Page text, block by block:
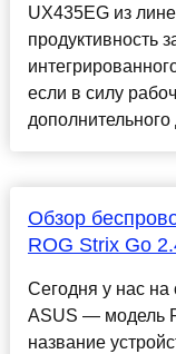
UX435EG из
продуктивность
если в силу
Обзор
ROG Strix Go
Сегодня у нас на
ASUS — модель
название